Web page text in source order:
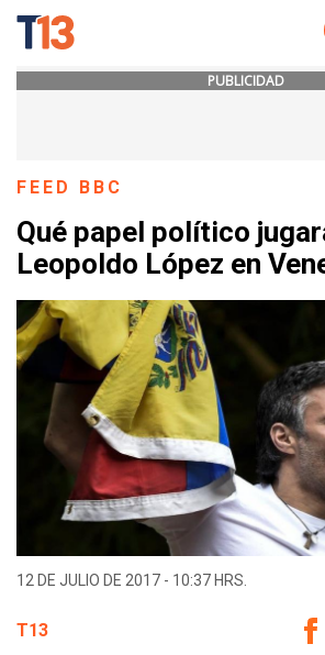
PUBLICIDAD
FEED BBC
Qué papel político
Leopoldo López en
12 DE JULIO DE 2017 - 10:37 HRS.
T13